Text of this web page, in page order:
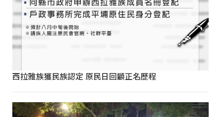
西拉雅族獲民族認定 原民日回顧正名歷程